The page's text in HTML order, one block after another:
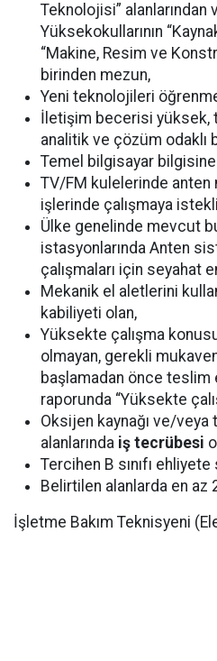
Teknolojisi” alanlarından
Yüksekokullarının
“Makine, Resim ve
birinden mezun,
Yeni teknolojileri
İletişim becerisi yüksek,
analitik ve çözüm odaklı
Temel bilgisayar
TV/FM kulelerinde anten
işlerinde çalışmaya
Ülke genelinde mevcut
istasyonlarında Anten
çalışmaları için seyahat
Mekanik el aletlerini
kabiliyeti olan,
Yüksekte çalışma
olmayan, gerekli
başlamadan önce teslim
raporunda “Yüksekte
Oksijen kaynağı ve/veya
alanlarında iş tecrübesi
Tercihen B sınıfı ehliyete
Belirtilen alanlarda en az
İşletme Bakım Teknisyeni